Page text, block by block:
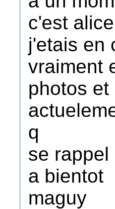
c'est
j'etais en
vraiment
photos
q
se rappel
a bientot
maguy